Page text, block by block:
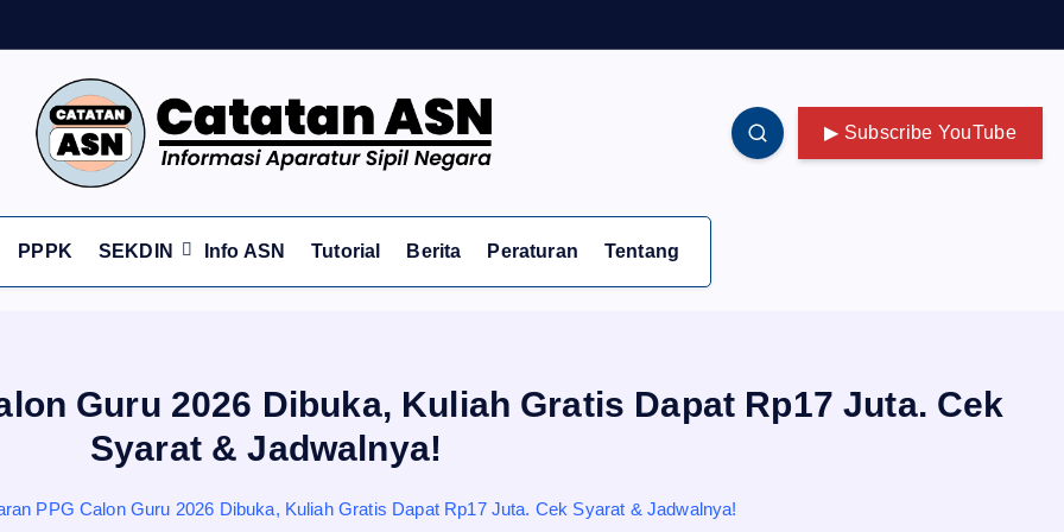
Informasi Aparatur Sipil Negara ▶ Subscribe YouTube
PPPK SEKDIN Info ASN Tutorial Berita Peraturan Tentang
Guru 2026 Dibuka, Kuliah Gratis Dapat Rp17 Juta. Cek
Syarat & Jadwalnya!
PPG Calon Guru 2026 Dibuka, Kuliah Gratis Dapat Rp17 Juta. Cek Syarat & Jadwalnya!